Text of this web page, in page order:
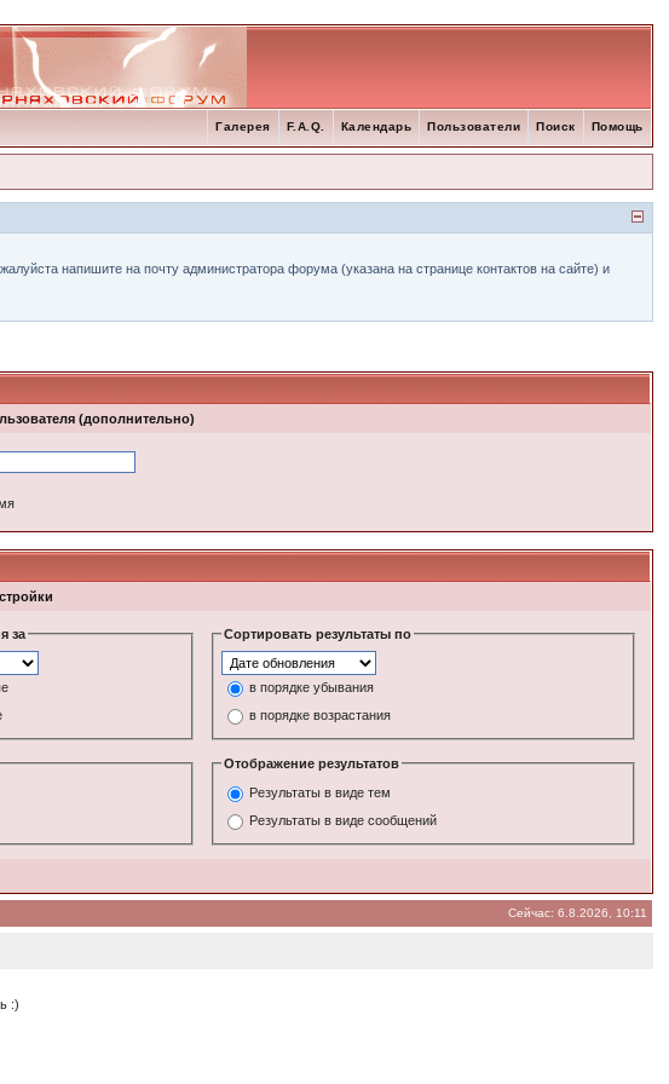
Помощь
Поиск
Пользователи
Календарь
F.A.Q.
Галерея
напишите на почту администратора форума (указана на странице контактов на сайте) и
(дополнительно)
за Сортировать результаты по
в порядке убывания
в порядке возрастания
Отображение результатов
Результаты в виде тем
Результаты в виде сообщений
Сейчас: 6.8.2026, 10:11
:)